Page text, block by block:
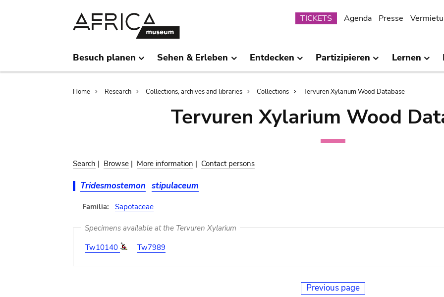
Submenu
TICKETS Agenda Presse
Besuch planen Sehen & Erleben Entdecken Partizipieren Lernen
Breadcrumb
Home Research Collections, archives and libraries Collections Tervuren Xylarium Wood Database
Tervuren Xylarium Wood
Search | Browse | More information | Contact persons
Tridesmostemon stipulaceum
Familia: Sapotaceae
Specimens available at the Tervuren Xylarium
Tw10140
Tw7989
Previous page